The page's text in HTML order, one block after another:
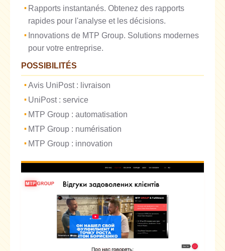
Rapports instantanés. Obtenez des rapports
rapides pour l'analyse et les décisions.
Innovations de MTP Group. Solutions modernes
pour votre entreprise.
POSSIBILITÉS
Avis UniPost : livraison
UniPost : service
MTP Group : automatisation
MTP Group : numérisation
MTP Group : innovation